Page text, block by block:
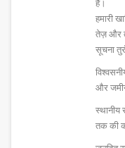
हैं।
हमारी
तेज़ और
सूचना
और
स्थानीय
तक की